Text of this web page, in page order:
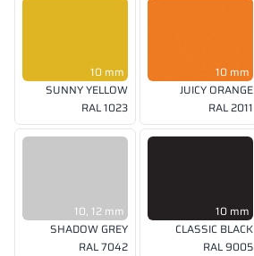
10 mm
SUNNY YELLOW
RAL 1023
10 mm
JUICY ORANGE
RAL 2011
10, 12 mm
SHADOW GREY
RAL 7042
10 mm
CLASSIC BLACK
RAL 9005